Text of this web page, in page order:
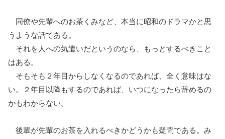
同僚や先輩へのお茶くみなど、本当に昭和のドラマかと思
うような話である。
それを人への気遣いだというのなら、もっとするべきこと
はある。
そもそも２年目からしなくなるのであれば、全く意味はな
い。２年目以降もするのであれば、いつになったら辞めるの
かもわからない。
後輩が先輩のお茶を入れるべきかどうかも疑問である。み